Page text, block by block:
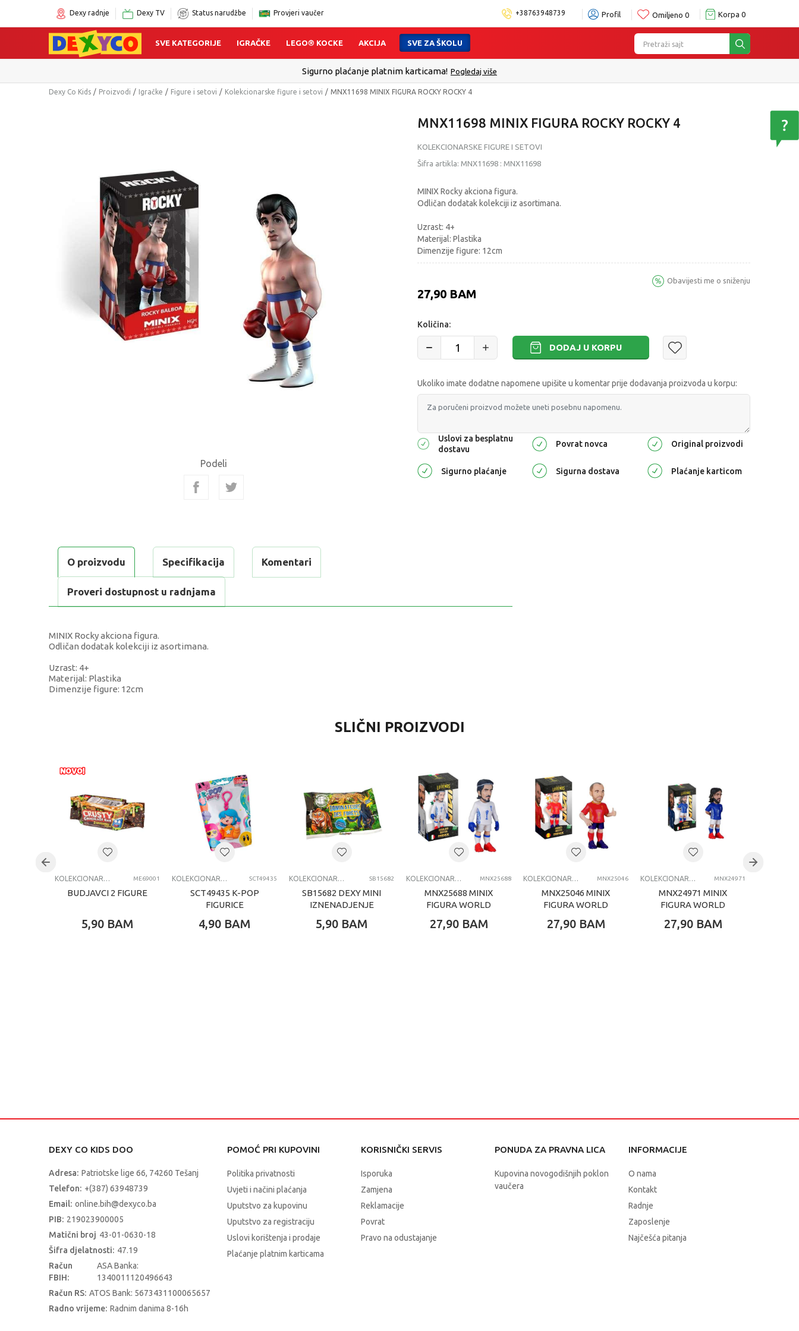
Dexy radnje Dexy TV Status narudžbe Provjeri vaučer +38763948739 Profil Omiljeno 0 Korpa 0
Pretraži sajt
SVE KATEGORIJE IGRAČKE LEGO® KOCKE AKCIJA SVE ZA ŠKOLU
Dexy Co Kids Proizvodi Igračke Figure i setovi Kolekcionarske figure i setovi MNX11698 MINIX FIGURA ROCKY ROCKY 4
Podeli
MNX11698 MINIX FIGURA ROCKY ROCKY 4
KOLEKCIONARSKE FIGURE I SETOVI
Šifra artikla: MNX11698 : MNX11698
MINIX Rocky akciona figura.
Odličan dodatak kolekciji iz asortimana.
Uzrast: 4+
Materijal: Plastika
Dimenzije figure: 12cm
27,90 BAM
Obavijesti me o sniženju
Količina:
DODAJ U KORPU
Ukoliko imate dodatne napomene upišite u komentar prije dodavanja proizvoda u korpu:
Uslovi za besplatnu
dostavu
Povrat novca Original proizvodi
Sigurno plaćanje Sigurna dostava Plaćanje karticom
O proizvodu Specifikacija Komentari
Proveri dostupnost u radnjama
MINIX Rocky akciona figura.
Odličan dodatak kolekciji iz asortimana.
Uzrast: 4+
Materijal: Plastika
Dimenzije figure: 12cm
Kolekcionarske figure i setovi
Univerzalno
Uzrast
SLIČNI PROIZVODI
KOLEKCIONARSKE FIGURE I SETOVI ME69001
BUDJAVCI 2 FIGURE
5,90 BAM
KOLEKCIONARSKE FIGURE I SETOVI SCT49435
SCT49435 K-POP
FIGURICE
4,90 BAM
KOLEKCIONARSKE FIGURE I SETOVI SB15682
SB15682 DEXY MINI
IZNENADJENJE
PREDATORI
5,90 BAM
KOLEKCIONARSKE FIGURE I SETOVI MNX25688
MNX25688 MINIX
FIGURA WORLD
BUFON
27,90 BAM
KOLEKCIONARSKE FIGURE I SETOVI MNX25046
MNX25046 MINIX
FIGURA WORLD
INIESTA
27,90 BAM
KOLEKCIONARSKE FIGURE I SETOVI MNX24971
MNX24971 MINIX
FIGURA WORLD
27,90 BAM
DEXY CO KIDS DOO
Adresa: Patriotske lige 66, 74260 Tešanj
Telefon: +(387) 63948739
Email: online.bih@dexyco.ba
PIB: 219023900005
Matični broj 43-01-0630-18
Šifra djelatnosti: 47.19
Račun
FBIH:
ASA Banka:
1340011120496643
Račun RS: ATOS Bank: 5673431100065657
Radno vrijeme: Radnim danima 8-16h
POMOĆ PRI KUPOVINI
Politika privatnosti
Uvjeti i načini plaćanja
Uputstvo za kupovinu
Uputstvo za registraciju
Uslovi korištenja i prodaje
Plaćanje platnim karticama
KORISNIČKI SERVIS
Isporuka
Zamjena
Reklamacije
Povrat
Pravo na odustajanje
PONUDA ZA PRAVNA LICA
Kupovina novogodišnjih poklon
vaučera
INFORMACIJE
O nama
Kontakt
Radnje
Zaposlenje
Najčešća pitanja